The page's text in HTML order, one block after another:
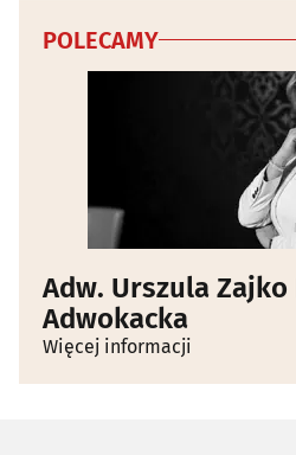
POLECAMY
Adw. Urszula
Adwokacka
Więcej informacji